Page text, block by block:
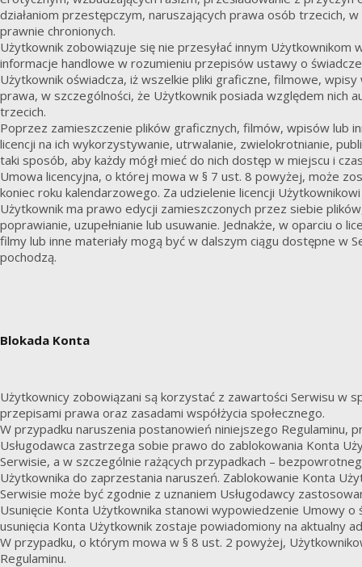
działaniom przestępczym, naruszających prawa osób trzecich,
prawnie chronionych.
Użytkownik zobowiązuje się nie przesyłać innym
informacje handlowe w rozumieniu przepisów ustawy o
Użytkownik oświadcza, iż wszelkie pliki graficzne, filmowe,
prawa, w szczególności, że Użytkownik posiada względem nich
trzecich.
Poprzez zamieszczenie plików graficznych, filmów, wpisów lub
licencji na ich wykorzystywanie, utrwalanie, zwielokrotnianie,
taki sposób, aby każdy mógł mieć do nich dostęp w miejscu i
Umowa licencyjna, o której mowa w § 7 ust. 8 powyżej, może
koniec roku kalendarzowego. Za udzielenie licencji
Użytkownik ma prawo edycji zamieszczonych przez siebie
poprawianie, uzupełnianie lub usuwanie. Jednakże, w oparciu o
filmy lub inne materiały mogą być w dalszym ciągu dostępne w
pochodzą.
Blokada Konta
Użytkownicy zobowiązani są korzystać z zawartości Serwisu w
przepisami prawa oraz zasadami współżycia społecznego.
W przypadku naruszenia postanowień niniejszego Regulaminu,
Usługodawca zastrzega sobie prawo do zablokowania Konta
Serwisie, a w szczególnie rażących przypadkach –
Użytkownika do zaprzestania naruszeń. Zablokowanie Konta
Serwisie może być zgodnie z uznaniem Usługodawcy
Usunięcie Konta Użytkownika stanowi wypowiedzenie Umowy o
usunięcia Konta Użytkownik zostaje powiadomiony na aktualny
W przypadku, o którym mowa w § 8 ust. 2 powyżej,
Regulaminu.